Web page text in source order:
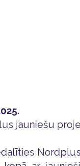
jauniešu